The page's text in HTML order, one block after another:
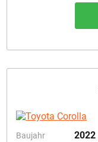
Baujahr 2022